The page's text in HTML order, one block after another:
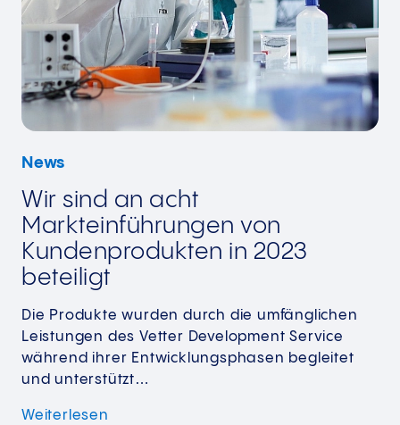
News
Wir sind an acht
Markteinführungen von
Kundenprodukten in 2023
beteiligt
Die Produkte wurden durch die umfänglichen
Leistungen des Vetter Development Service
während ihrer Entwicklungsphasen begleitet
und unterstützt…
Weiterlesen